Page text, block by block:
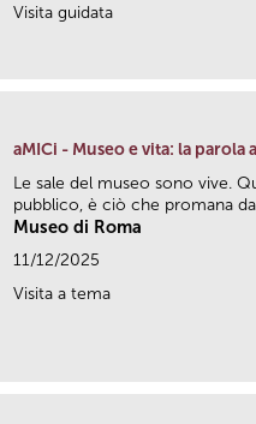
Visita guidata
aMICi - Museo e vita: la parola
Le sale del museo sono vive.
pubblico, è ciò che promana
Museo di Roma
11/12/2025
Visita a tema